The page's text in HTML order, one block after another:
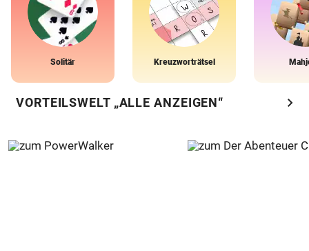
Solitär Kreuzworträtsel
VORTEILSWELT „ALLE ANZEIGEN“ chevron_right